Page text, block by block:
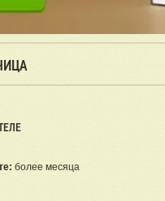
более месяца